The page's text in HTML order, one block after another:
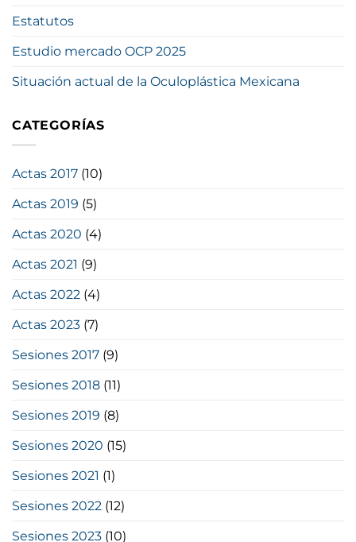
Estatutos
Estudio mercado OCP 2025
Situación actual de la Oculoplástica Mexicana
CATEGORÍAS
Actas 2017 (10)
Actas 2019 (5)
Actas 2020 (4)
Actas 2021 (9)
Actas 2022 (4)
Actas 2023 (7)
Sesiones 2017 (9)
Sesiones 2018 (11)
Sesiones 2019 (8)
Sesiones 2020 (15)
Sesiones 2021 (1)
Sesiones 2022 (12)
Sesiones 2023 (10)